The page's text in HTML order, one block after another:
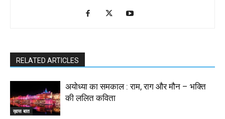
RELATED ARTICLES
ख़ास बात
अयोध्या का समकाल : राम, राग और मौन – भक्ति
की ललित कविता